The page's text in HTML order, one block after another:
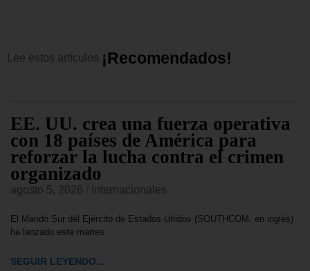
Lee estos artículos ¡Recomendados!
EE. UU. crea una fuerza operativa
con 18 países de América para
reforzar la lucha contra el crimen
organizado
agosto 5, 2026 Internacionales
El Mando Sur del Ejército de Estados Unidos (SOUTHCOM, en inglés)
ha lanzado este martes
SEGUIR LEYENDO...